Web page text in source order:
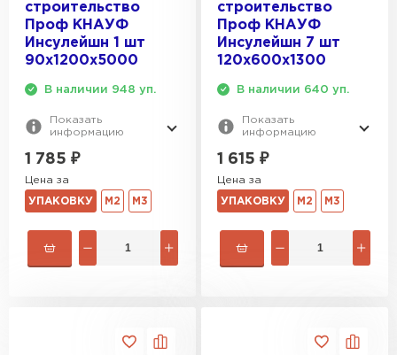
строительство
Проф КНАУФ
Инсулейшн 1 шт
90х1200х5000
В наличии 948 уп.
Показать
информацию
1 785 ₽
Цена за
УПАКОВКУ М2 М3
строительство
Проф КНАУФ
Инсулейшн 7 шт
120х600х1300
В наличии 640 уп.
Показать
информацию
1 615 ₽
Цена за
УПАКОВКУ М2 М3